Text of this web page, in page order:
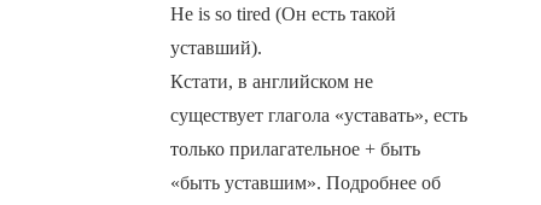
He is so tired (Он есть такой
уставший).
Кстати, в английском не
существует глагола «уставать», есть
только прилагательное + быть
«быть уставшим». Подробнее об